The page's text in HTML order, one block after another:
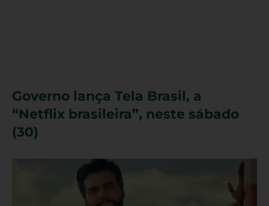
Governo lança Tela Brasil, a
“Netflix brasileira”, neste sábado
(30)